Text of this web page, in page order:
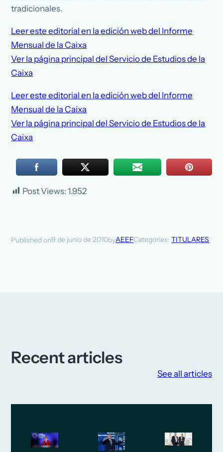
tradicionales.
Leer este editorial en la edición web del Informe
Mensual de la Caixa
Ver la página principal del Servicio de Estudios de la
Caixa
Leer este editorial en la edición web del Informe
Mensual de la Caixa
Ver la página principal del Servicio de Estudios de la
Caixa
Post Views: 1.952
Published on9 de junio de 2010byAEEFCategories:TITULARES
Recent articles
See all articles